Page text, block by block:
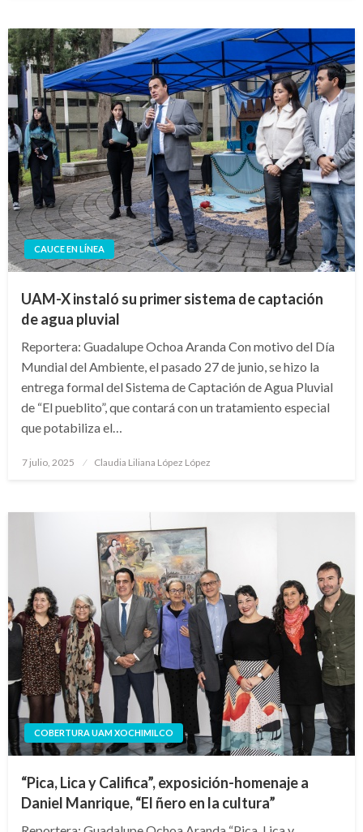
CAUCE EN LÍNEA
UAM-X instaló su primer sistema de captación
de agua pluvial
Reportera: Guadalupe Ochoa Aranda Con motivo del Día
Mundial del Ambiente, el pasado 27 de junio, se hizo la
entrega formal del Sistema de Captación de Agua Pluvial
de “El pueblito”, que contará con un tratamiento especial
que potabiliza el…
Publicado
7 julio, 2025 Claudia Liliana López López
COBERTURA UAM XOCHIMILCO
“Pica, Lica y Califica”, exposición-homenaje a
Daniel Manrique, “El ñero en la cultura”